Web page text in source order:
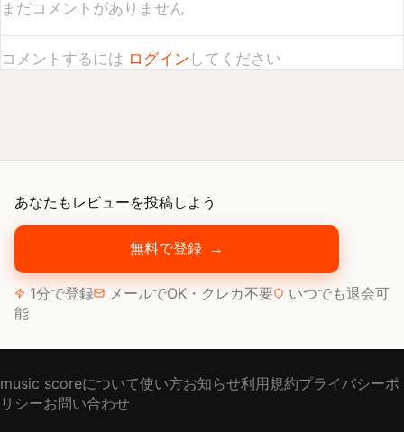
あなたもレビューを投稿しよう
無料で登録 →
1分で登録 メールでOK・クレカ不要
いつでも退会可
能
music scoreについて使い方お知らせ利用規約プライバシーポ
リシーお問い合わせ